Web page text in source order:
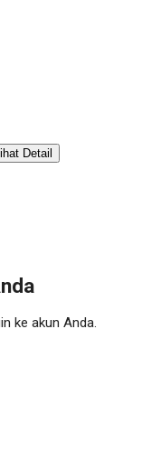
Detail
ke akun Anda.